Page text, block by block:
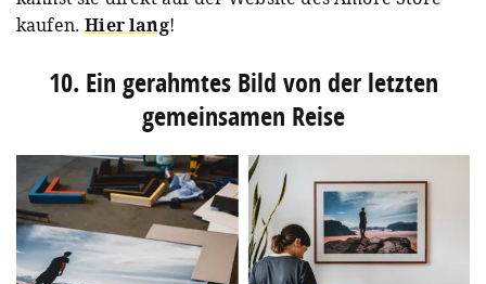
kaufen.Hier lang!
10. Ein gerahmtes Bild von der letzten
gemeinsamen Reise